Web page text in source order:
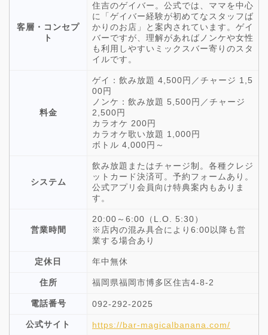
客層・コンセプ
ト
住吉のゲイバー。公式では、ママを中心
に「ゲイバー経験が初めてなスタッフば
かりのお店」と案内されています。ゲイ
バーですが、理解があればノンケや女性
も利用しやすいミックスバー寄りのスタ
イルです。
料金
ゲイ：飲み放題 4,500円／チャージ 1,5
00円
ノンケ：飲み放題 5,500円／チャージ
2,500円
カラオケ 200円
カラオケ歌い放題 1,000円
ボトル 4,000円～
システム
飲み放題またはチャージ制。各種クレジ
ットカード決済可。予約フォームあり。
公式アプリ会員向け特典案内もありま
す。
営業時間
20:00～6:00（L.O. 5:30）
※店内の混み具合により6:00以降も営
業する場合あり
定休日 年中無休
住所 福岡県福岡市博多区住吉4-8-2
電話番号 092-292-2025
公式サイト https://bar-magicalbanana.com/